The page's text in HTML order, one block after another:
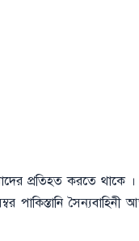
প্রতিহত করতে থাকে ।
পাকিস্তানি